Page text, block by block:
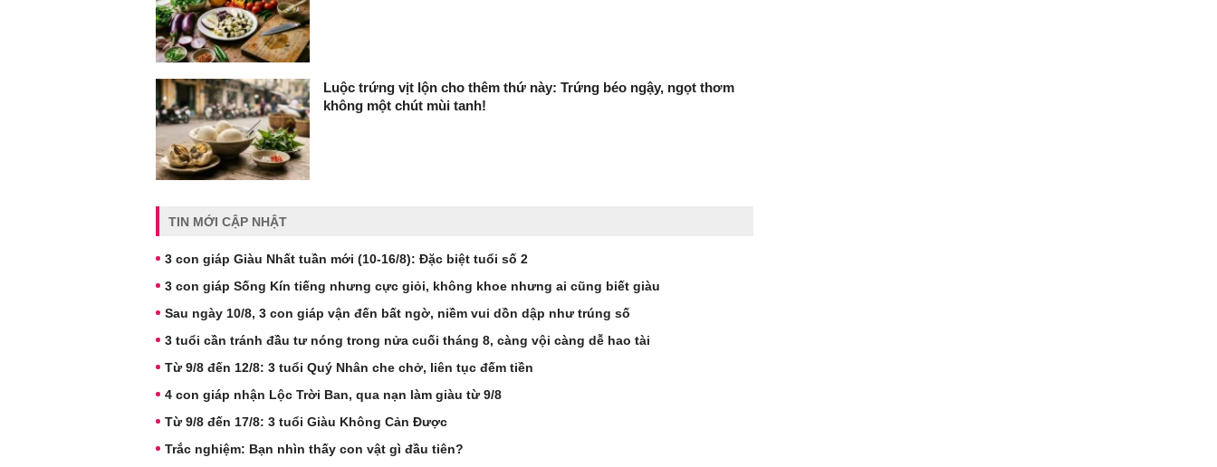
Luộc trứng vịt lộn cho thêm thứ này: Trứng béo ngậy, ngọt thơm
không một chút mùi tanh!
TIN MỚI CẬP NHẬT
3 con giáp Giàu Nhất tuần mới (10-16/8): Đặc biệt tuổi số 2
3 con giáp Sống Kín tiếng nhưng cực giỏi, không khoe nhưng ai cũng biết giàu
Sau ngày 10/8, 3 con giáp vận đến bất ngờ, niềm vui dồn dập như trúng số
3 tuổi cần tránh đầu tư nóng trong nửa cuối tháng 8, càng vội càng dễ hao tài
Từ 9/8 đến 12/8: 3 tuổi Quý Nhân che chở, liên tục đếm tiền
4 con giáp nhận Lộc Trời Ban, qua nạn làm giàu từ 9/8
Từ 9/8 đến 17/8: 3 tuổi Giàu Không Cản Được
Trắc nghiệm: Bạn nhìn thấy con vật gì đầu tiên?